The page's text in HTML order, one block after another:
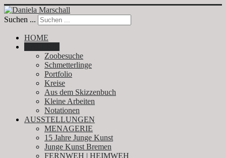
Suchen ...
HOME
Zoobesuche
Schmetterlinge
Portfolio
Kreise
Aus dem Skizzenbuch
Kleine Arbeiten
Notationen
AUSSTELLUNGEN
MENAGERIE
15 Jahre Junge Kunst
Junge Kunst Bremen
FERNWEH | HEIMWEH